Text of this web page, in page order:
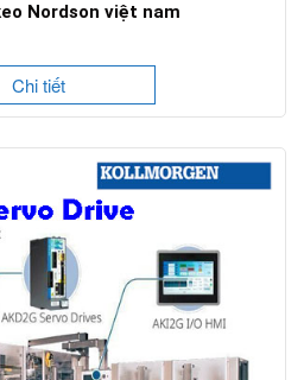
Nordson việt nam
Chi tiết